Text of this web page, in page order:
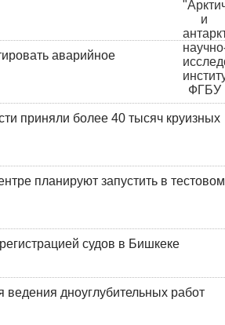
аварийное
приняли более 40 тысяч круизных
планируют запустить в тестовом
судов в Бишкеке
дноуглубительных работ